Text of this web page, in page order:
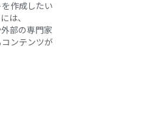
作成したい
は、
部の専門家
ンテンツが